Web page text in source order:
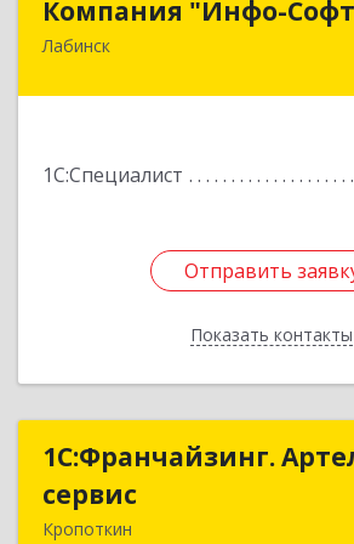
Компания "Инфо-
Лабинск
1С:Специалист
Отправить
Показать контакты
352500, Краснодарский край,
Отправить
Назад
1С:Франчайзинг.
сервис
Кропоткин
1С:Франчайзинг.